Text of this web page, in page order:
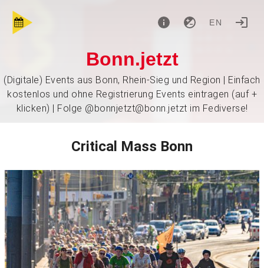
EN
Bonn.jetzt
(Digitale) Events aus Bonn, Rhein-Sieg und Region | Einfach
kostenlos und ohne Registrierung Events eintragen (auf +
klicken) | Folge @bonnjetzt@bonn.jetzt im Fediverse!
Critical Mass Bonn